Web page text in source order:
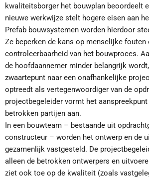
kwaliteitsborger het bouwplan beoordeelt
nieuwe werkwijze stelt hogere eisen aan
Prefab bouwsystemen worden hierdoor
Ze beperken de kans op menselijke fouten
controleerbaarheid van het bouwproces.
de hoofdaannemer minder belangrijk
zwaartepunt naar een onafhankelijke
optreedt als vertegenwoordiger van de
projectbegeleider vormt het
betrokken partijen aan.
In een bouwteam – bestaande uit
constructeur – worden het ontwerp en de
gezamenlijk vastgesteld. De
alleen de betrokken ontwerpers en
ziet ook toe op de kwaliteit (zoals